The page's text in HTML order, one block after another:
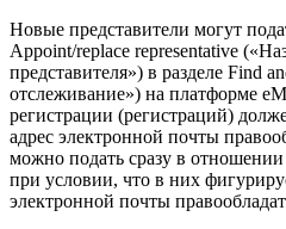
Новые представители могут
Appoint/replace representative
представителя») в разделе Find
отслеживание») на платформе
регистрации (регистраций)
адрес электронной почты
можно подать сразу в отношении
при условии, что в них
электронной почты